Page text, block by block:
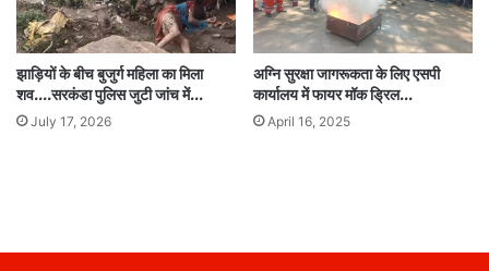
झाड़ियों के बीच बुजुर्ग महिला का मिला
शव….सरकंडा पुलिस जुटी जांच में…
July 17, 2026
अग्नि सुरक्षा जागरूकता के लिए एसपी
कार्यालय में फायर मॉक ड्रिल…
April 16, 2025